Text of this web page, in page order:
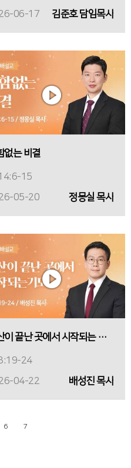
06-17
김준호 담임목사
없는 비결
15
05-20
정몽실 목사
계산이 끝난 곳에서 시작되는 기도
24
04-22
배성진 목사
6 7